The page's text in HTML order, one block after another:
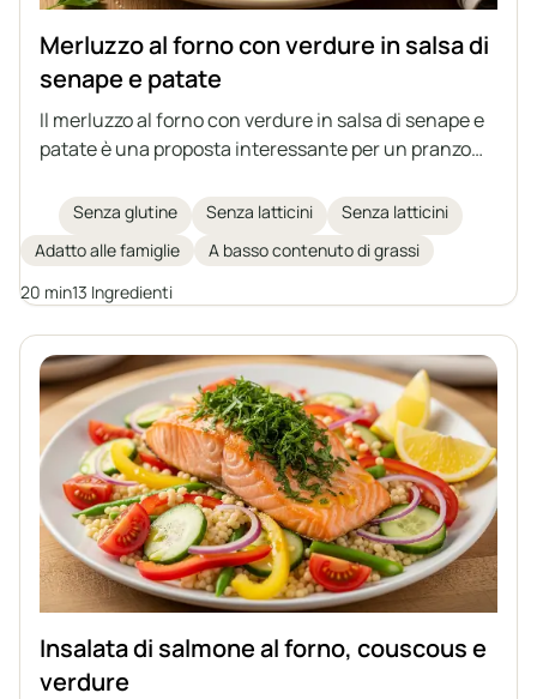
Merluzzo al forno con verdure in salsa di
senape e patate
Il merluzzo al forno con verdure in salsa di senape e
patate è una proposta interessante per un pranzo
Il merluzzo succoso viene cotto al forno con verdure
stufate in un aromatico sugo alla senape, il tutto
servito con patate al forno. Un'idea perfetta per chi
tiene a una dieta sana e cerca varietà nel menu
Senza glutine Senza latticini
Senza latticini
Adatto alle famiglie
A basso contenuto di grassi
20 min13 Ingredienti
Insalata di salmone al forno, couscous e
verdure